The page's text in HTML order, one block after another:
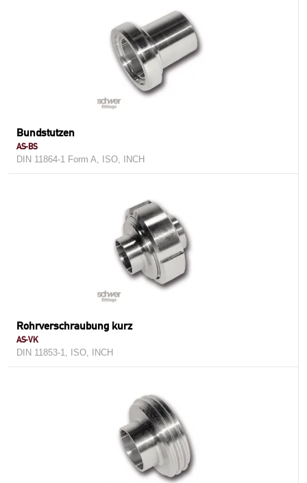
Bundstutzen
AS-BS
DIN 11864-1 Form A, ISO, INCH
Rohrverschraubung kurz
AS-VK
DIN 11853-1, ISO, INCH